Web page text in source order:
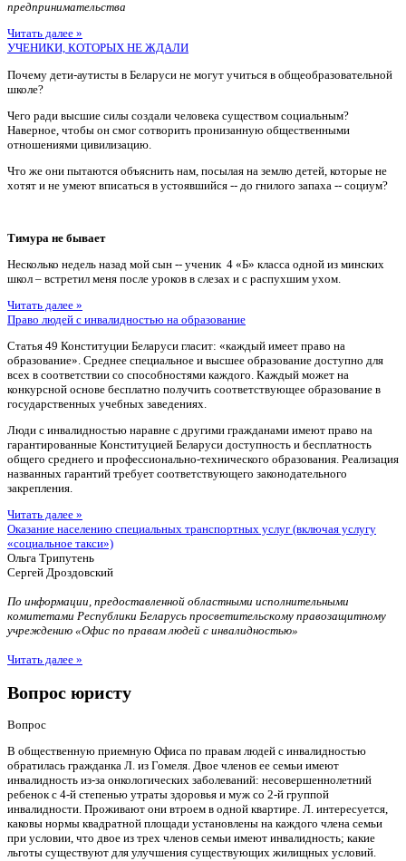
предпринимательства
Читать далее »
УЧЕНИКИ, КОТОРЫХ НЕ ЖДАЛИ
Почему дети-аутисты в Беларуси не могут учиться в общеобразовательной
школе?
Чего ради высшие силы создали человека существом социальным?
Наверное, чтобы он смог сотворить пронизанную общественными
отношениями цивилизацию.
Что же они пытаются объяснить нам, посылая на землю детей, которые не
хотят и не умеют вписаться в устоявшийся -- до гнилого запаха -- социум?
Тимура не бывает
Несколько недель назад мой сын -- ученик 4 «Б» класса одной из минских
школ – встретил меня после уроков в слезах и с распухшим ухом.
Читать далее »
Право людей с инвалидностью на образование
Статья 49 Конституции Беларуси гласит: «каждый имеет право на
образование». Среднее специальное и высшее образование доступно для
всех в соответствии со способностями каждого. Каждый может на
конкурсной основе бесплатно получить соответствующее образование в
государственных учебных заведениях.
Люди с инвалидностью наравне с другими гражданами имеют право на
гарантированные Конституцией Беларуси доступность и бесплатность
общего среднего и профессионально-технического образования. Реализация
названных гарантий требует соответствующего законодательного
закрепления.
Читать далее »
Оказание населению специальных транспортных услуг (включая услугу
«социальное такси»)
Ольга Трипутень
Сергей Дроздовский
По информации, предоставленной областными исполнительными
комитетами Республики Беларусь просветительскому правозащитному
учреждению «Офис по правам людей с инвалидностью»
Читать далее »
Вопрос юристу
Вопрос
В общественную приемную Офиса по правам людей с инвалидностью
обратилась гражданка Л. из Гомеля. Двое членов ее семьи имеют
инвалидность из-за онкологических заболеваний: несовершеннолетний
ребенок с 4-й степенью утраты здоровья и муж со 2-й группой
инвалидности. Проживают они втроем в одной квартире. Л. интересуется,
каковы нормы квадратной площади установлены на каждого члена семьи
при условии, что двое из трех членов семьи имеют инвалидность; какие
льготы существуют для улучшения существующих жилищных условий.